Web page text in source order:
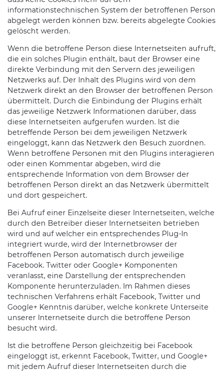
informationstechnischen System der betroffenen Person
abgelegt werden können bzw. bereits abgelegte Cookies
gelöscht werden.
Wenn die betroffene Person diese Internetseiten aufruft,
die ein solches Plugin enthält, baut der Browser eine
direkte Verbindung mit den Servern des jeweiligen
Netzwerks auf. Der Inhalt des Plugins wird von dem
Netzwerk direkt an den Browser der betroffenen Person
übermittelt. Durch die Einbindung der Plugins erhält
das jeweilige Netzwerk Informationen darüber, dass
diese Internetseiten aufgerufen wurden. Ist die
betreffende Person bei dem jeweiligen Netzwerk
eingeloggt, kann das Netzwerk den Besuch zuordnen.
Wenn betroffene Personen mit den Plugins interagieren
oder einen Kommentar abgeben, wird die
entsprechende Information von dem Browser der
betroffenen Person direkt an das Netzwerk übermittelt
und dort gespeichert.
Bei Aufruf einer Einzelseite dieser Internetseiten, welche
durch den Betreiber dieser Internetseiten betrieben
wird und auf welcher ein entsprechendes Plug-In
integriert wurde, wird der Internetbrowser der
betroffenen Person automatisch durch jeweilige
Facebook. Twitter oder Google+ Komponenten
veranlasst, eine Darstellung der entsprechenden
Komponente herunterzuladen. Im Rahmen dieses
technischen Verfahrens erhält Facebook, Twitter und
Google+ Kenntnis darüber, welche konkrete Unterseite
unserer Internetseite durch die betroffene Person
besucht wird.
Ist die betroffene Person gleichzeitig bei Facebook
eingeloggt ist, erkennt Facebook, Twitter, und Google+
mit jedem Aufruf dieser Internetseiten durch die